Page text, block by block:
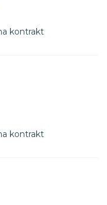
kontrakt
kontrakt